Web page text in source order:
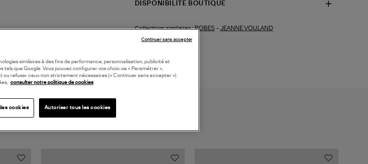
DISPONIBILITÉ BOUTIQUE
Collections similaires :ROBES - JEANNE VOULAND
similaires à des fins de performance, personnalisation, publicité et
que Google. Vous pouvez configurer vos choix via « Paramétrer »,
ou refuser ceux non strictement nécessaires (« Continuer sans accepter »).
consulter notre politique de cookies
cookies Autoriser tous les cookies
Continuer sans accepter